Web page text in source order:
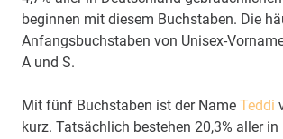
beginnen mit diesem Buchstaben. Die
Anfangsbuchstaben von Unisex-
A und S.
Mit fünf Buchstaben ist der Name Teddi
kurz. Tatsächlich bestehen 20,3% aller